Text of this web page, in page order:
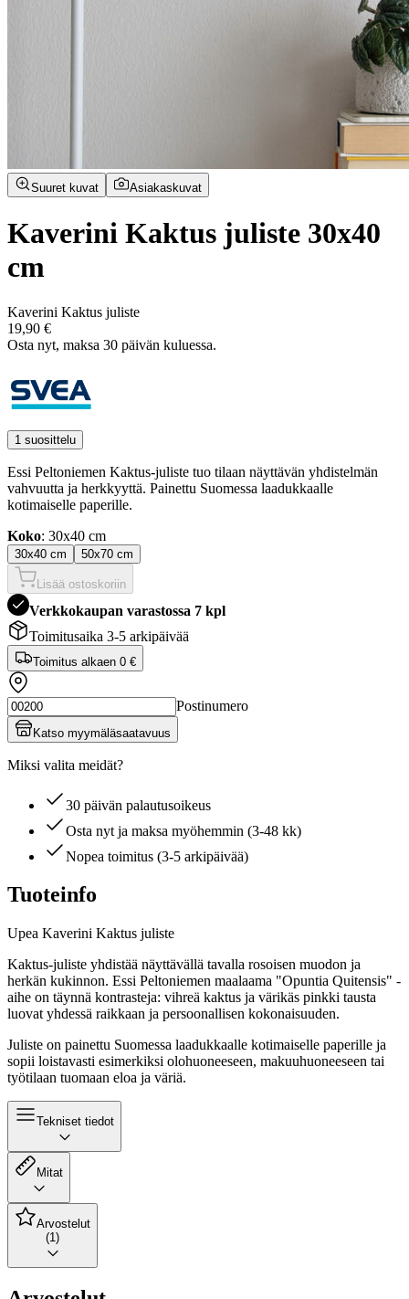
Suuret kuvat Asiakaskuvat
Kaverini Kaktus juliste 30x40
cm
Kaverini Kaktus juliste
19,90 €
Osta nyt, ­maksa 30 päivän kuluessa.
1 suosittelu
Essi Peltoniemen Kaktus-juliste tuo tilaan näyttävän yhdistelmän
vahvuutta ja herkkyyttä. Painettu Suomessa laadukkaalle
kotimaiselle paperille.
Koko: 30x40 cm
30x40 cm 50x70 cm
Lisää ostoskoriin
Verkkokaupan varastossa 7 kpl
Toimitusaika 3-5 arkipäivää
Toimitus alkaen 0 €
Postinumero
Katso myymäläsaatavuus
Miksi valita meidät?
30 päivän palautusoikeus
Osta nyt ja maksa myöhemmin (3-48 kk)
Nopea toimitus (3-5 arkipäivää)
Tuoteinfo
Upea Kaverini Kaktus juliste
Kaktus-juliste yhdistää näyttävällä tavalla rosoisen muodon ja
herkän kukinnon. Essi Peltoniemen maalaama "Opuntia Quitensis" -
aihe on täynnä kontrasteja: vihreä kaktus ja värikäs pinkki tausta
luovat yhdessä raikkaan ja persoonallisen kokonaisuuden.
Juliste on painettu Suomessa laadukkaalle kotimaiselle paperille ja
sopii loistavasti esimerkiksi olohuoneeseen, makuuhuoneeseen tai
työtilaan tuomaan eloa ja väriä.
Tekniset tiedot
Mitat
Arvostelut
(1)